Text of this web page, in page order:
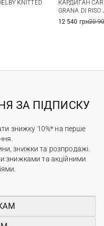
KNITTED
КАРДИГАН
GRANA DI RISO
12 540 грн20
ЗА ПІДПИСКУ
знижку 10%* на перше
знижки та розпродажі.
знижками та акційними